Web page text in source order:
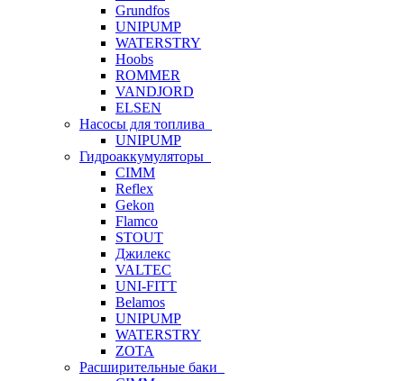
Grundfos
UNIPUMP
WATERSTRY
Hoobs
ROMMER
VANDJORD
ELSEN
Насосы для топлива
UNIPUMP
Гидроаккумуляторы
CIMM
Reflex
Gekon
Flamco
STOUT
Джилекс
VALTEC
UNI-FITT
Belamos
UNIPUMP
WATERSTRY
ZOTA
Расширительные баки